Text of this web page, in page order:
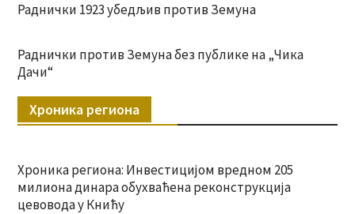
Раднички 1923 убедљив против Земуна
Раднички против Земуна без публике на „Чика
Дачи“
Хроника региона
Хроника региона: Инвестицијом вредном 205
милиона динара обухваћена реконструкција
цевовода у Книћу